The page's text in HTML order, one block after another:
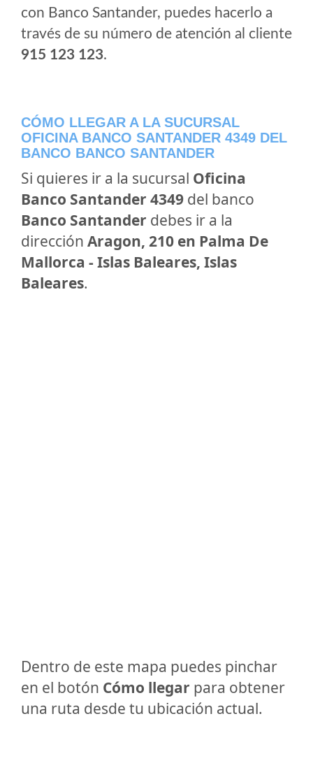
con Banco Santander, puedes hacerlo a
través de su número de atención al cliente
915 123 123.
CÓMO LLEGAR A LA SUCURSAL
OFICINA BANCO SANTANDER 4349 DEL
BANCO BANCO SANTANDER
Si quieres ir a la sucursal Oficina
Banco Santander 4349 del banco
Banco Santander debes ir a la
dirección Aragon, 210 en Palma De
Mallorca - Islas Baleares, Islas
Baleares.
Dentro de este mapa puedes pinchar
en el botón Cómo llegar para obtener
una ruta desde tu ubicación actual.